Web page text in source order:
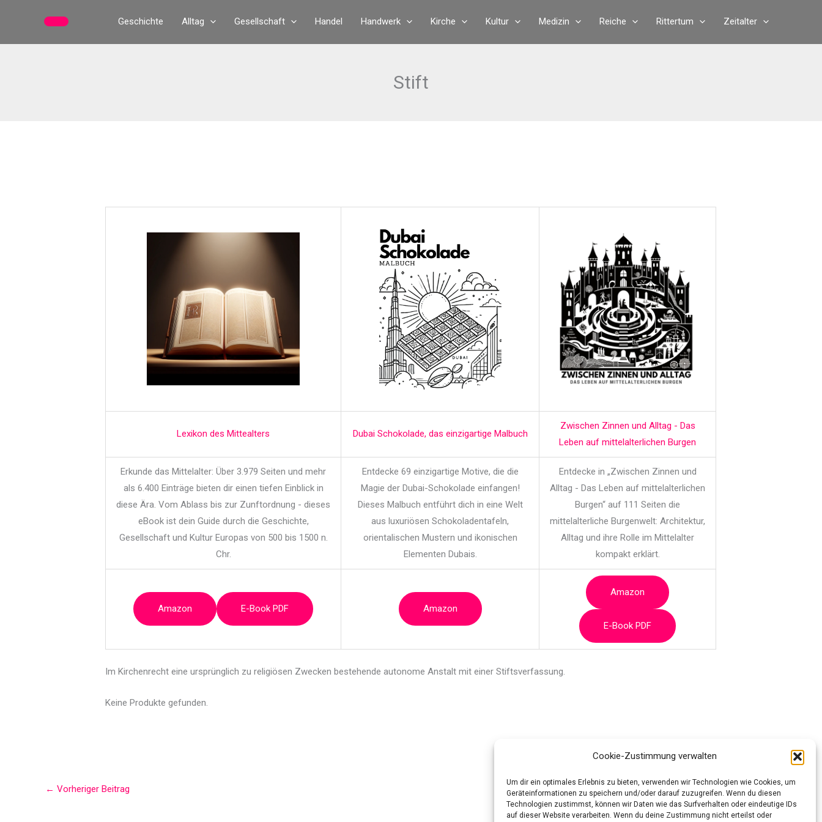
Cookie-Zustimmung verwalten
Um dir ein optimales Erlebnis zu bieten, verwenden wir Technologien wie Cookies, um
Geräteinformationen zu speichern und/oder darauf zuzugreifen. Wenn du diesen
Technologien zustimmst, können wir Daten wie das Surfverhalten oder eindeutige IDs
auf dieser Website verarbeiten. Wenn du deine Zustimmung nicht erteilst oder
Geschichte Alltag Gesellschaft Handel Handwerk Kirche Kultur Medizin Reiche Rittertum Zeitalter
Stift
Lexikon des Mittealters Dubai Schokolade, das einzigartige Malbuch
Zwischen Zinnen und Alltag - Das
Leben auf mittelalterlichen Burgen
Erkunde das Mittelalter: Über 3.979 Seiten und mehr
als 6.400 Einträge bieten dir einen tiefen Einblick in
diese Ära. Vom Ablass bis zur Zunftordnung - dieses
eBook ist dein Guide durch die Geschichte,
Gesellschaft und Kultur Europas von 500 bis 1500 n.
Chr.
Entdecke 69 einzigartige Motive, die die
Magie der Dubai-Schokolade einfangen!
Dieses Malbuch entführt dich in eine Welt
aus luxuriösen Schokoladentafeln,
orientalischen Mustern und ikonischen
Elementen Dubais.
Entdecke in „Zwischen Zinnen und
Alltag - Das Leben auf mittelalterlichen
Burgen“ auf 111 Seiten die
mittelalterliche Burgenwelt: Architektur,
Alltag und ihre Rolle im Mittelalter
kompakt erklärt.
Amazon E-Book PDF Amazon
Amazon
E-Book PDF
Im Kirchenrecht eine ursprünglich zu religiösen Zwecken bestehende autonome Anstalt mit einer Stiftsverfassung.
Keine Produkte gefunden.
← Vorheriger Beitrag Nächster Beitrag→